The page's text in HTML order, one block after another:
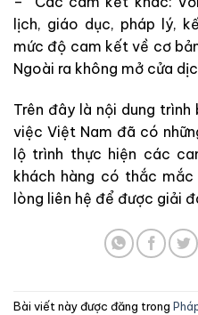
lịch, giáo dục, pháp lý,
mức độ cam kết về cơ
Ngoài ra không mở cửa
Trên đây là nội dung
việc Việt Nam đã có
lộ trình thực hiện các
khách hàng có thắc
lòng liên hệ để được giải
Bài viết này được đăng trong